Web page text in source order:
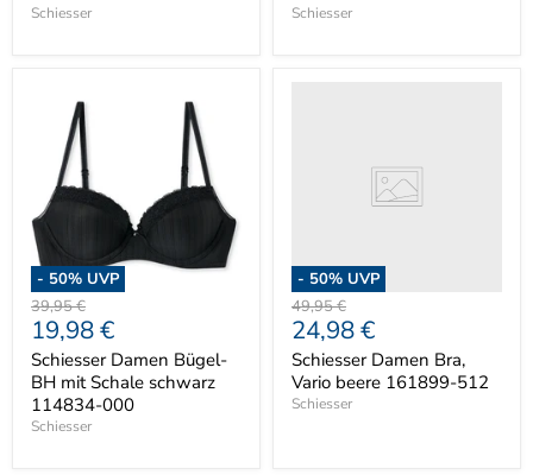
Schiesser Schiesser
- 50% UVP
Ursprünglicher
Preis
39,95 €
Aktueller
Preis
19,98 €
Schiesser Damen Bügel-
BH mit Schale schwarz
114834-000
Schiesser
- 50% UVP
Ursprünglicher
Preis
49,95 €
Aktueller
Preis
24,98 €
Schiesser Damen Bra,
Vario beere 161899-512
Schiesser